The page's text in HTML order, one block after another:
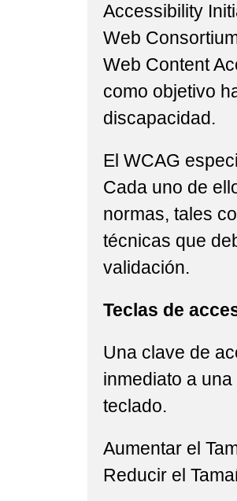
Accessibility
Web
Web Content
como objetivo
discapacidad.
El WCAG
Cada uno de
normas, tales
técnicas que
validación.
Teclas de
Una clave de
inmediato a
teclado.
Aumentar el
Reducir el